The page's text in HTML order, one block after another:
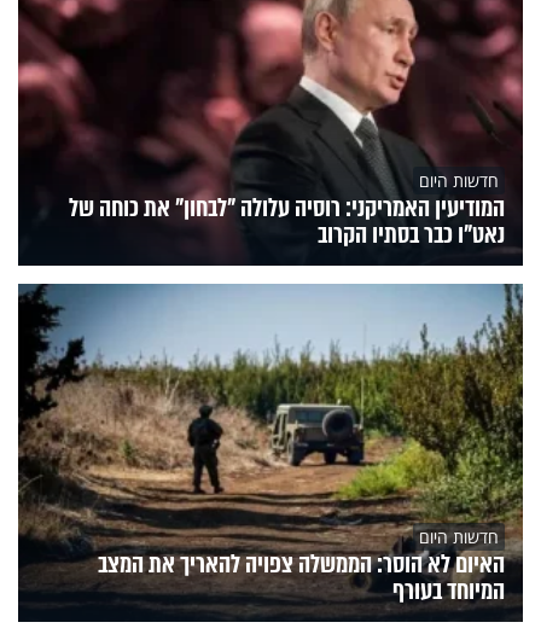
חדשות היום
המודיעין האמריקני: רוסיה עלולה "לבחון" את כוחה של
נאט"ו כבר בסתיו הקרוב
חדשות היום
האיום לא הוסר: הממשלה צפויה להאריך את המצב
המיוחד בעורף